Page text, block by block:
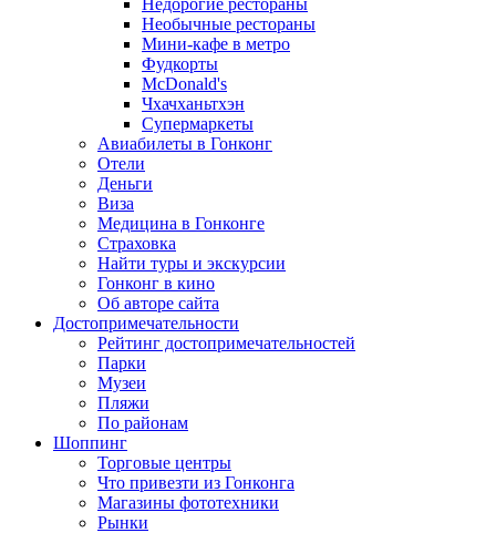
Необычные рестораны
Мини-кафе в метро
Фудкорты
McDonald's
Чхачханьтхэн
Супермаркеты
Авиабилеты в Гонконг
Отели
Деньги
Виза
Медицина в Гонконге
Страховка
Найти туры и экскурсии
Гонконг в кино
Об авторе сайта
Достопримечательности
Рейтинг достопримечательностей
Парки
Музеи
Пляжи
По районам
Шоппинг
Торговые центры
Что привезти из Гонконга
Магазины фототехники
Рынки